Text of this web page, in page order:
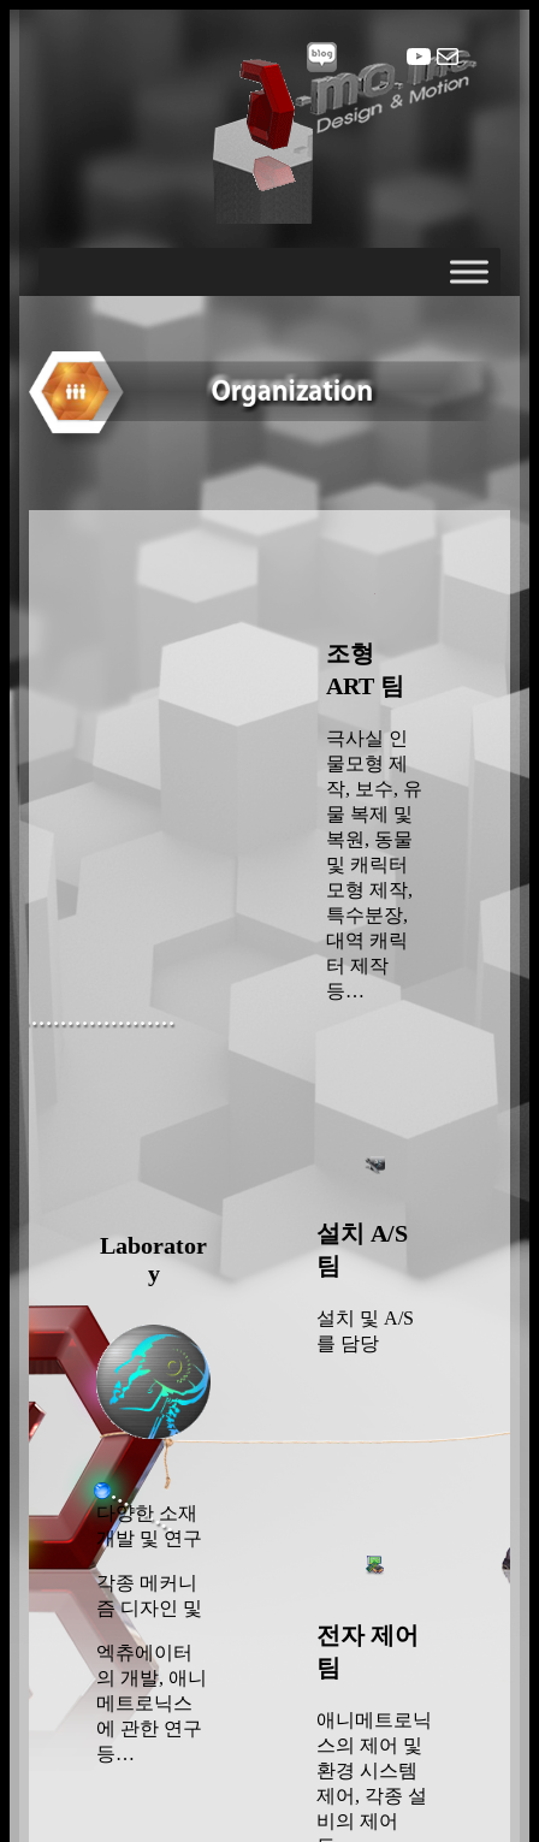
YouTube 메일
Laborator
y
다양한 소재
개발 및 연구
각종 메커니
즘 디자인 및
엑츄에이터
의 개발, 애니
메트로닉스
에 관한 연구
등…
조형
ART 팀
극사실 인
물모형 제
작, 보수, 유
물 복제 및
복원, 동물
및 캐릭터
모형 제작,
특수분장,
대역 캐릭
터 제작
등…
설치 A/S
팀
설치 및 A/S
를 담당
전자 제어
팀
애니메트로닉
스의 제어 및
환경 시스템
제어, 각종 설
비의 제어